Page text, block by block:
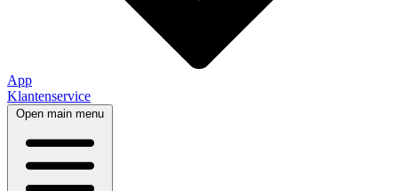
App
Klantenservice
Open main menu